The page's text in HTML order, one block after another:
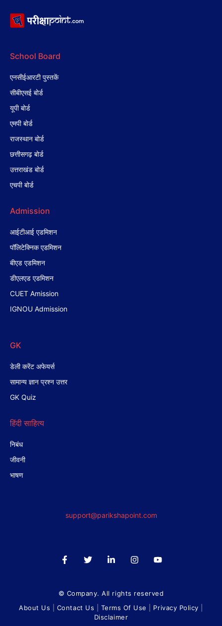
School Board
एनसीईआरटी पुस्तकें
सीबीएसई बोर्ड
यूपी बोर्ड
एमपी बोर्ड
राजस्थान बोर्ड
छत्तीसगढ़ बोर्ड
उत्तराखंड बोर्ड
एचपी बोर्ड
Admission
आईटीआई एडमिशन
पॉलिटेक्निक एडमिशन
बीएड एडमिशन
डीएलएड एडमिशन
CUET Amission
IGNOU Admission
GK
डेली करेंट अफेयर्स
सामान्य ज्ञान प्रश्न उत्तर
GK Quiz
हिंदी साहित्य
निबंध
जीवनी
भाषण
support@parikshapoint.com
© Company. All rights reserved
About Us
Contact Us Terms Of Use Privacy Policy
Disclaimer